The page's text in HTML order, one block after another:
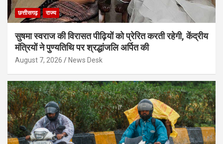
छत्तीसगढ़ राज्य
सुषमा स्वराज की विरासत पीढ़ियों को प्रेरित करती रहेगी, केंद्रीय
मंत्रियों ने पुण्यतिथि पर श्रद्धांजलि अर्पित की
August 7, 2026 News Desk